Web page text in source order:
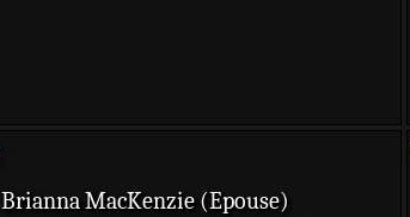
Brianna MacKenzie (Epouse)